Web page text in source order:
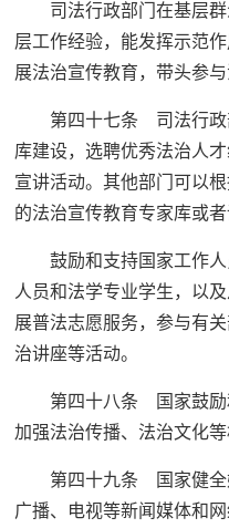
司法行政部门在基层
层工作经验，能发挥示范
展法治宣传教育，带头参与
第四十七条 司法行政
库建设，选聘优秀法治人
宣讲活动。其他部门可以
的法治宣传教育专家库或者
鼓励和支持国家工作
人员和法学专业学生，以
展普法志愿服务，参与有
治讲座等活动。
第四十八条 国家鼓励
加强法治传播、法治文化等
第四十九条 国家健全
广播、电视等新闻媒体和